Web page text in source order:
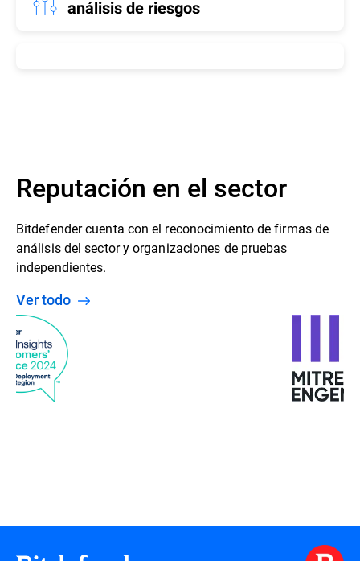
análisis de riesgos
Reputación en el sector
Bitdefender cuenta con el reconocimiento de firmas de
análisis del sector y organizaciones de pruebas
independientes.
Ver todo